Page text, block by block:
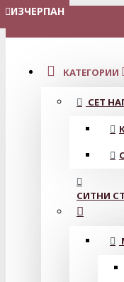
МЕНЮ
КАТЕГОРИИ
СЕТ
СИТНИ
ИЗЧЕРПАН